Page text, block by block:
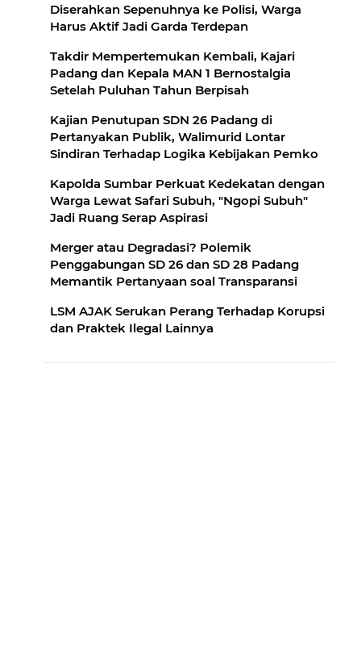
Diserahkan Sepenuhnya ke Polisi, Warga
Harus Aktif Jadi Garda Terdepan
Takdir Mempertemukan Kembali, Kajari
Padang dan Kepala MAN 1 Bernostalgia
Setelah Puluhan Tahun Berpisah
Kajian Penutupan SDN 26 Padang di
Pertanyakan Publik, Walimurid Lontar
Sindiran Terhadap Logika Kebijakan Pemko
Kapolda Sumbar Perkuat Kedekatan dengan
Warga Lewat Safari Subuh, "Ngopi Subuh"
Jadi Ruang Serap Aspirasi
Merger atau Degradasi? Polemik
Penggabungan SD 26 dan SD 28 Padang
Memantik Pertanyaan soal Transparansi
LSM AJAK Serukan Perang Terhadap Korupsi
dan Praktek Ilegal Lainnya